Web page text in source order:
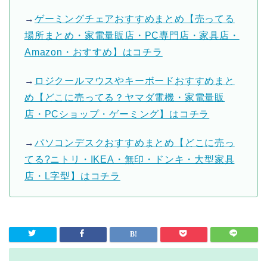
→ ゲーミングチェアおすすめまとめ【売ってる
場所まとめ・家電量販店・PC専門店・家具店・
Amazon・おすすめ】はコチラ
→ ロジクールマウスやキーボードおすすめまと
め【どこに売ってる？ヤマダ電機・家電量販
店・PCショップ・ゲーミング】はコチラ
→ パソコンデスクおすすめまとめ【どこに売っ
てる?ニトリ・IKEA・無印・ドンキ・大型家具
店・L字型】はコチラ